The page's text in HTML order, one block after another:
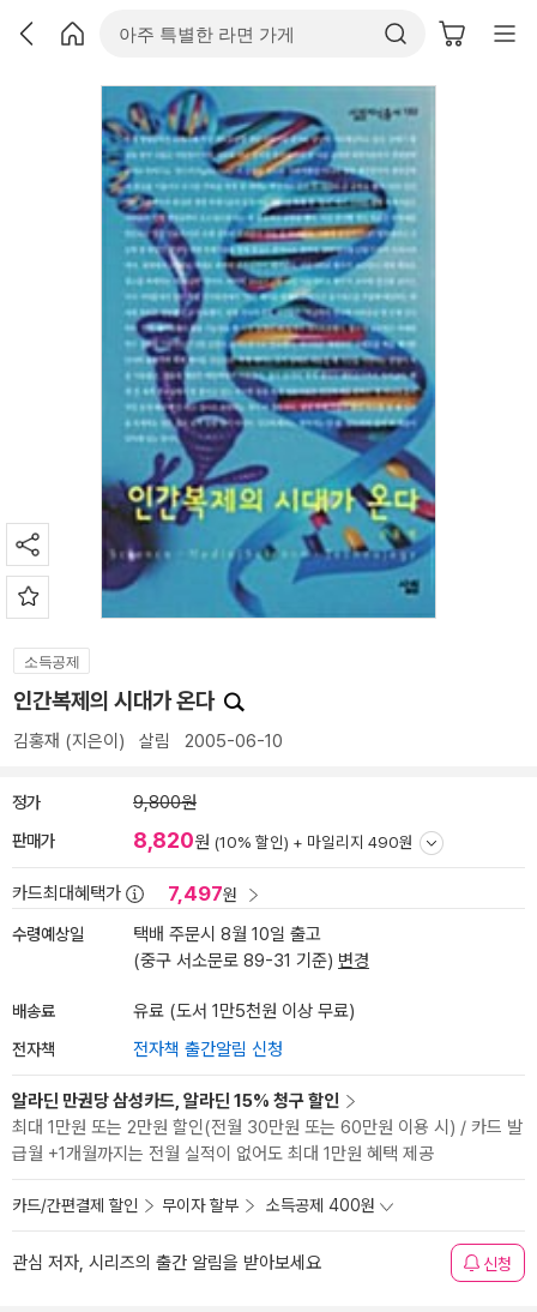
소득공제
인간복제의 시대가 온다
김홍재 (지은이) 살림 2005-06-10
정가 9,800원
판매가 8,820원 (10% 할인) + 마일리지 490원
카드최대혜택가 7,497원
수령예상일
택배 주문시 8월 10일 출고
(중구 서소문로 89-31 기준) 변경
배송료 유료 (도서 1만5천원 이상 무료)
전자책 전자책 출간알림 신청
알라딘 만권당 삼성카드, 알라딘 15% 청구 할인
최대 1만원 또는 2만원 할인(전월 30만원 또는 60만원 이용 시) / 카드 발
급월 +1개월까지는 전월 실적이 없어도 최대 1만원 혜택 제공
카드/간편결제 할인 무이자 할부 소득공제 400원
관심 저자, 시리즈의 출간 알림을 받아보세요 신청